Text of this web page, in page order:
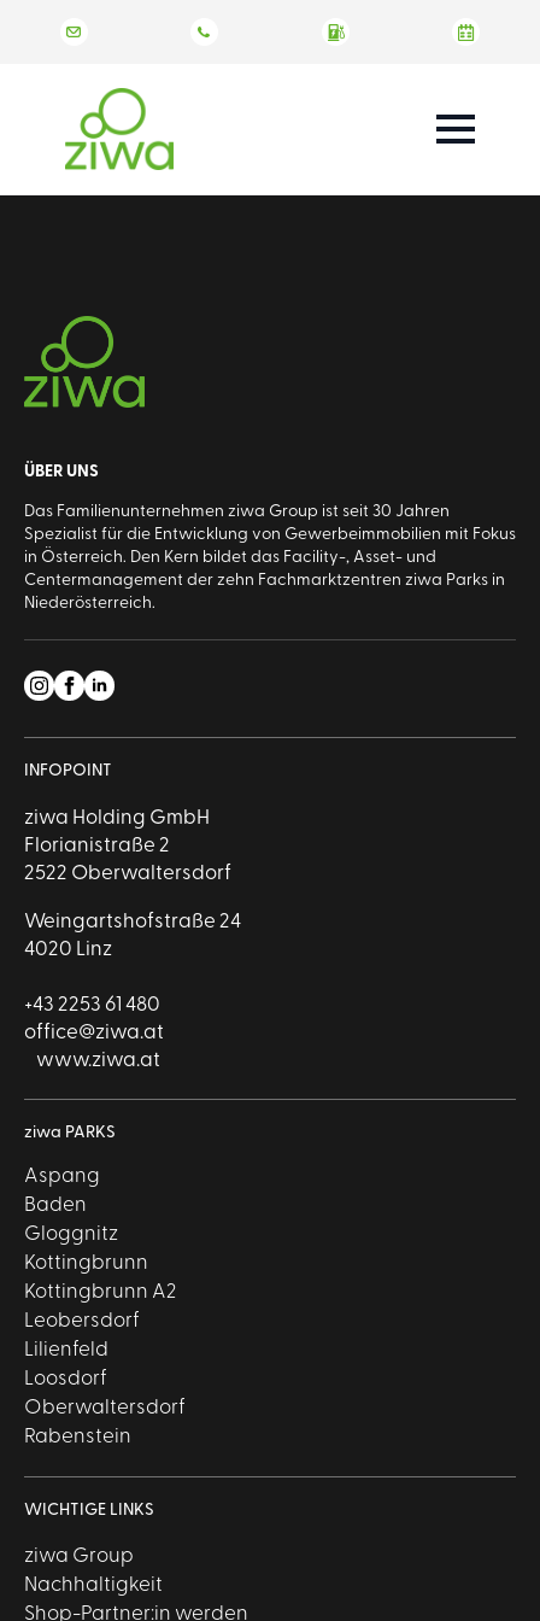
ÜBER UNS
Das Familienunternehmen ziwa Group ist seit 30 Jahren
Spezialist für die Entwicklung von Gewerbeimmobilien mit Fokus
in Österreich. Den Kern bildet das Facility-, Asset- und
Centermanagement der zehn Fachmarktzentren ziwa Parks in
Niederösterreich.
INFOPOINT
ziwa Holding GmbH
Florianistraße 2
2522 Oberwaltersdorf
Weingartshofstraße 24
4020 Linz
+43 2253 61 480
office@ziwa.at
www.ziwa.at
ziwa PARKS
Aspang
Baden
Gloggnitz
Kottingbrunn
Kottingbrunn A2
Leobersdorf
Lilienfeld
Loosdorf
Oberwaltersdorf
Rabenstein
WICHTIGE LINKS
ziwa Group
Nachhaltigkeit
Shop-Partner:in werden